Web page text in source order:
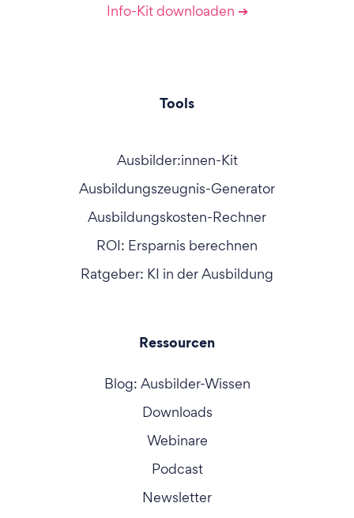
Info-Kit downloaden ➔
Tools
Ausbilder:innen-Kit
Ausbildungszeugnis-Generator
Ausbildungskosten-Rechner
ROI: Ersparnis berechnen
Ratgeber: KI in der Ausbildung
Ressourcen
Blog: Ausbilder-Wissen
Downloads
Webinare
Podcast
Newsletter